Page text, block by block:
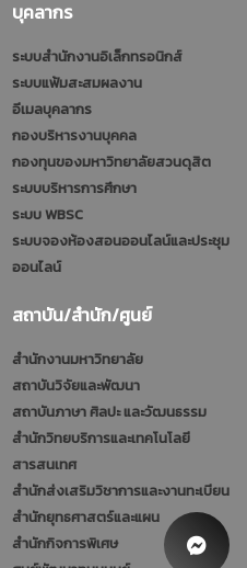
บุคลากร
ระบบสำนักงานอิเล็กทรอนิกส์
ระบบแฟ้มสะสมผลงาน
อีเมลบุคลากร
กองบริหารงานบุคคล
กองทุนของมหาวิทยาลัยสวนดุสิต
ระบบบริหารการศึกษา
ระบบ WBSC
ระบบจองห้องสอนออนไลน์และประชุม
ออนไลน์
สถาบัน/สำนัก/ศูนย์
สำนักงานมหาวิทยาลัย
สถาบันวิจัยและพัฒนา
สถาบันภาษา ศิลปะ และวัฒนธรรม
สำนักวิทยบริการและเทคโนโลยี
สารสนเทศ
สำนักส่งเสริมวิชาการและงานทะเบียน
สำนักยุทธศาสตร์และแผน
สำนักกิจการพิเศษ